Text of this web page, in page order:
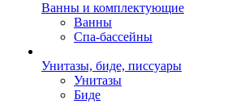
Ванны и комплектующие
Ванны
Спа-бассейны
Унитазы, биде, писсуары
Унитазы
Биде